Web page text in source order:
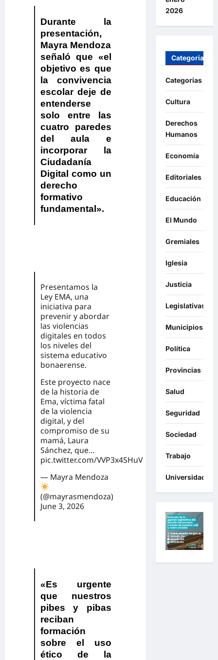
Durante la
presentación,
Mayra Mendoza
señaló que «el
objetivo es que
la convivencia
escolar deje de
entenderse
solo entre las
cuatro paredes
del aula e
incorporar la
Ciudadanía
Digital como un
derecho
formativo
fundamental».
Presentamos la
Ley EMA, una
iniciativa para
prevenir y abordar
las violencias
digitales en todos
los niveles del
sistema educativo
bonaerense.
Este proyecto nace
de la historia de
Ema, víctima fatal
de la violencia
digital, y del
compromiso de su
mamá, Laura
Sánchez, que…
pic.twitter.com/VVP3x4SHuV
— Mayra Mendoza
(@mayrasmendoza)
June 3, 2026
«Es urgente
que nuestros
pibes y pibas
reciban
formación
sobre el uso
ético de la
2026
Categorias
Categorias
Cultura
Derechos
Humanos
Economía
Editoriales
Educación
El Mundo
Gremiales
Iglesia
Justicia
Legislativas
Municipios
Política
Provincias
Salud
Seguridad
Sociedad
Trabajo
Universidades